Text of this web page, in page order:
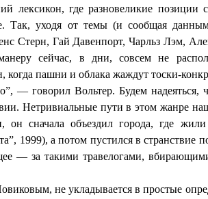
лексикон, где разновеликие позиции
Так, уходя от темы (и сообщая
Стерн, Гай Давенпорт, Чарльз Лэм,
сейчас, в дни, совсем не
когда пашни и облака жаждут тоски-
— говорил Вольтер. Будем надеяться,
Нетривиальные пути в этом жанре
он сначала объездил города, где
1999), а потом пустился в странствие
— за такими травелогами,
не укладывается в простые